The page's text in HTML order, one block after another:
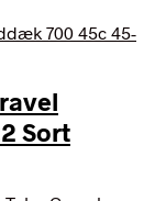
Sort